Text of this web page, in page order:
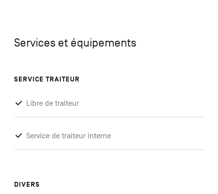
Services et équipements
SERVICE TRAITEUR
Libre de traiteur
Service de traiteur interne
DIVERS